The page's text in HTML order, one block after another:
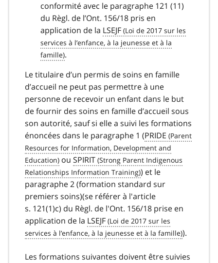
conformité avec le paragraphe 121 (11)
du Règl. de l’Ont. 156/18 pris en
application de la LSEJF
.
Le titulaire d’un permis de soins en famille
d’accueil ne peut pas permettre à une
personne de recevoir un enfant dans le but
de fournir des soins en famille d’accueil sous
son autorité, sauf si elle a suivi les formations
énoncées dans le paragraphe 1 (PRIDE
ou SPIRIT
) et le
paragraphe 2 (formation standard sur
premiers soins)(se référer à l'article
s. 121(1)c) du Règl. de l'Ont. 156/18 prise en
application de la LSEJF
).
Les formations suivantes doivent être suivies